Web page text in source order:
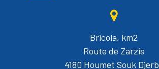
Bricola, km2
Route de Zarzis
4180 Houmet Souk